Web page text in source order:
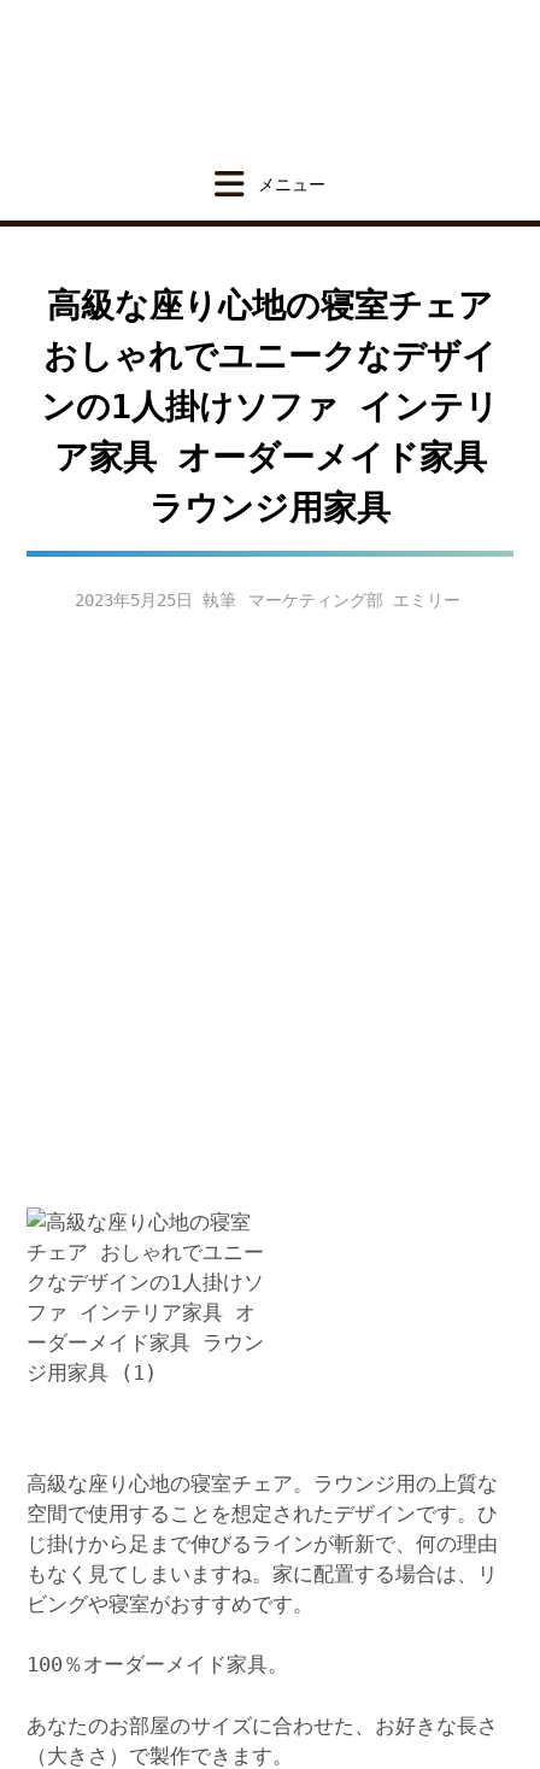
高級な座り心地の寝室チェア
おしゃれでユニークなデザイ
ンの1人掛けソファ インテリ
ア家具 オーダーメイド家具
ラウンジ用家具
2023年5月25日 マーケティング部 エミリー
高級な座り心地の寝室チェア。ラウンジ用の上質な
空間で使用することを想定されたデザインです。ひ
じ掛けから足まで伸びるラインが斬新で、何の理由
もなく見てしまいますね。家に配置する場合は、リ
ビングや寝室がおすすめです。
100％オーダーメイド家具。
あなたのお部屋のサイズに合わせた、お好きな長さ
（大きさ）で製作できます。